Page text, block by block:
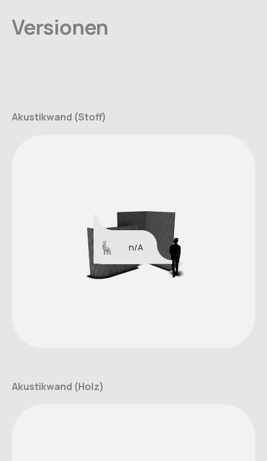
Versionen
Akustikwand (Stoff)
n/A
Akustikwand (Holz)